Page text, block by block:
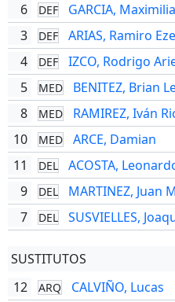
6
DEF
GARCIA,
3
DEF
ARIAS, Ramiro
4
DEF
IZCO, Rodrigo
5
MED BENITEZ, Brian
8 MED
RAMIREZ, Iván
10
MED
ARCE, Damian
11
DEL ACOSTA,
9 DEL MARTINEZ, Juan
7 DEL SUSVIELLES,
SUSTITUTOS
12
ARQ
CALVIÑO, Lucas